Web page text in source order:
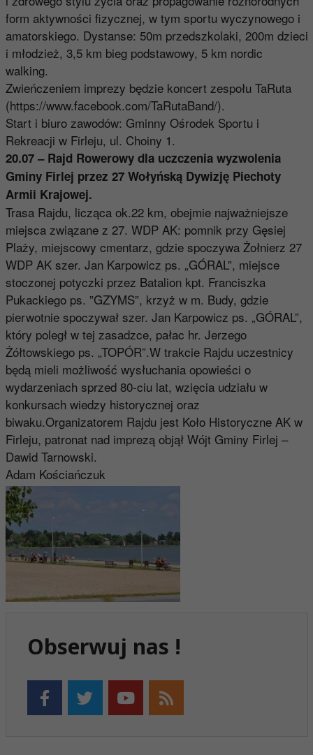
form aktywności fizycznej, w tym sportu wyczynowego i
amatorskiego. Dystanse: 50m przedszkolaki, 200m dzieci
i młodzież, 3,5 km bieg podstawowy, 5 km nordic
walking.
Zwieńczeniem imprezy będzie koncert zespołu TaRuta
(https://www.facebook.com/TaRutaBand/).
Start i biuro zawodów: Gminny Ośrodek Sportu i
Rekreacji w Firleju, ul. Choiny 1.
20.07 – Rajd Rowerowy dla uczczenia wyzwolenia
Gminy Firlej przez 27 Wołyńską Dywizję Piechoty
Armii Krajowej.
Trasa Rajdu, licząca ok.22 km, obejmie najważniejsze
miejsca związane z 27. WDP AK: pomnik przy Gęsiej
Plaży, miejscowy cmentarz, gdzie spoczywa Żołnierz 27
WDP AK szer. Jan Karpowicz ps. „GÓRAL”, miejsce
stoczonej potyczki przez Batalion kpt. Franciszka
Pukackiego ps. ”GZYMS”, krzyż w m. Budy, gdzie
pierwotnie spoczywał szer. Jan Karpowicz ps. „GÓRAL”,
który poległ w tej zasadzce, pałac hr. Jerzego
Żółtowskiego ps. „TOPÓR”.W trakcie Rajdu uczestnicy
będą mieli możliwość wysłuchania opowieści o
wydarzeniach sprzed 80-ciu lat, wzięcia udziału w
konkursach wiedzy historycznej oraz
biwaku.Organizatorem Rajdu jest Koło Historyczne AK w
Firleju, patronat nad imprezą objął Wójt Gminy Firlej –
Dawid Tarnowski.
Adam Kościańczuk
Obserwuj nas !